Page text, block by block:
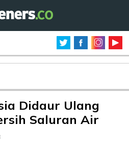
Didaur Ulang
Saluran Air